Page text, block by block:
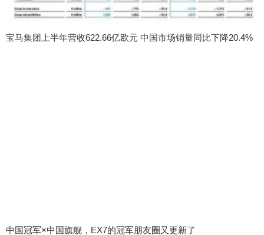
宝马集团上半年营收622.66亿欧元 中国市场销量同比下降20.4%
中国冠军×中国旗舰，EX7的冠军朋友圈又更新了